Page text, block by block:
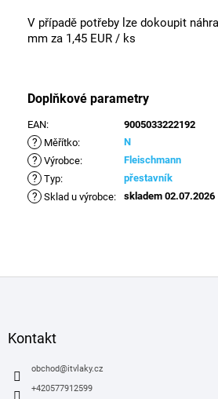
V případě potřeby lze dokoupit
mm za 1,45 EUR / ks
Doplňkové parametry
EAN: 9005033222192
? Měřítko: N
? Výrobce: Fleischmann
? Typ: přestavník
? Sklad u výrobce: skladem 02.07.2026
Kontakt
obchod@itvlaky.cz
+420577912599